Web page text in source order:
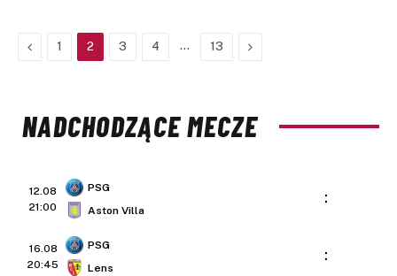
Previous
1 2 3 4 … 13 Next
NADCHODZĄCE MECZE
12.08
21:00
PSG
Aston Villa
:
16.08
20:45
PSG
Lens
: